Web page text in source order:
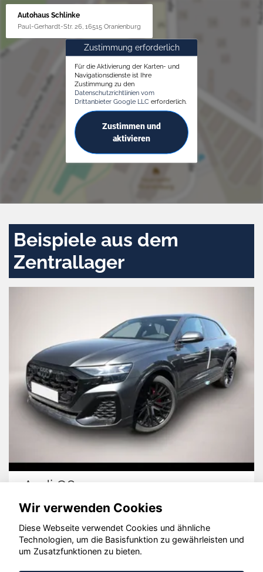
Autohaus Schlinke
Paul-Gerhardt-Str. 26, 16515 Oranienburg
Zustimmung erforderlich
Für die Aktivierung der Karten- und
Navigationsdienste ist Ihre
Zustimmung zu den
Datenschutzrichtlinien vom
Drittanbieter Google LLC erforderlich.
Zustimmen und
aktivieren
Beispiele aus dem
Zentrallager
Audi Q8
© konjunkturmotor.de GmbH 2020 - 2026
Wir verwenden Cookies
Diese Webseite verwendet Cookies und ähnliche
Technologien, um die Basisfunktion zu gewährleisten und
um Zusatzfunktionen zu bieten.